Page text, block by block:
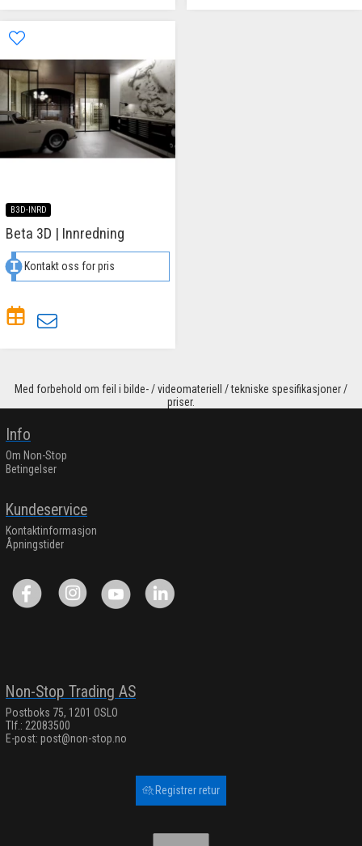
B3D-INRD
Beta 3D | Innredning
Kontakt oss for pris
Med forbehold om feil i bilde- / videomateriell / tekniske spesifikasjoner /
priser.
Info
Om Non-Stop
Betingelser
Kundeservice
Kontaktinformasjon
Åpningstider
Non-Stop Trading AS
Postboks 75, 1201 OSLO
Tlf.: 22083500
E-post: post@non-stop.no
Registrer retur